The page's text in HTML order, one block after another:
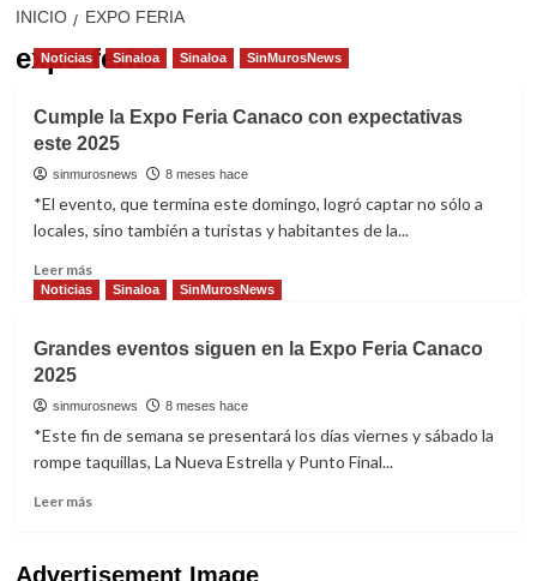
INICIO EXPO FERIA
expo feria
Noticias Sinaloa Sinaloa SinMurosNews
Cumple la Expo Feria Canaco con expectativas
este 2025
sinmurosnews 8 meses hace
*El evento, que termina este domingo, logró captar no sólo a
locales, sino también a turistas y habitantes de la...
Leer másRead
more
la
Feria
Canaco
expectativas
Noticias Sinaloa SinMurosNews
Grandes eventos siguen en la Expo Feria Canaco
2025
sinmurosnews 8 meses hace
*Este fin de semana se presentará los días viernes y sábado la
rompe taquillas, La Nueva Estrella y Punto Final...
Leer másRead
Grandes
Advertisement Image